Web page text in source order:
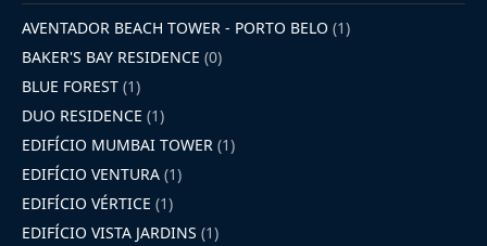
AVENTADOR BEACH TOWER - PORTO BELO (1)
BAKER'S BAY RESIDENCE (0)
BLUE FOREST (1)
DUO RESIDENCE (1)
EDIFÍCIO MUMBAI TOWER (1)
EDIFÍCIO VENTURA (1)
EDIFÍCIO VÉRTICE (1)
EDIFÍCIO VISTA JARDINS (1)